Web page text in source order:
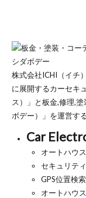
株式会社ICHI（イチ
に展開するカーセキ
ス）」と板金,修理,
ボデー）」を運営す
Car
オートハウ
セキュリテ
GPS位置検
オートハウ